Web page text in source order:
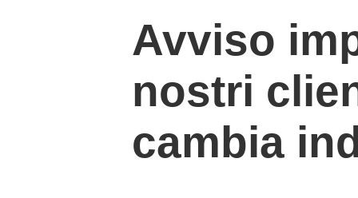
Avviso
nostri
cambia